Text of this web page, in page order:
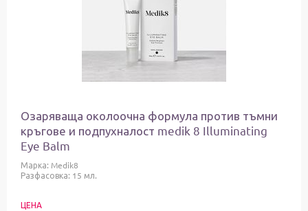
Озаряваща околоочна формула против тъмни
кръгове и подпухналост medik 8 Illuminating
Eye Balm
Марка: Medik8
Разфасовка: 15 мл.
ЦЕНА